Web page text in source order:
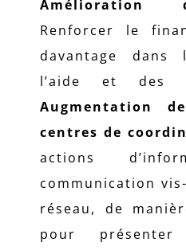
Amélioration
Renforcer le
davantage dans
l’aide et des
Augmentation
centres de
actions
communication
réseau, de
pour